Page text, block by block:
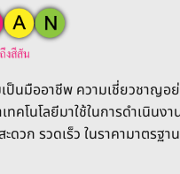
ป็นมืออาชีพ ความเชี่ยวชาญอ
ทคโนโลยีมาใช้ในการดำเนินง
ดวก รวดเร็ว ในราคามาตรฐา